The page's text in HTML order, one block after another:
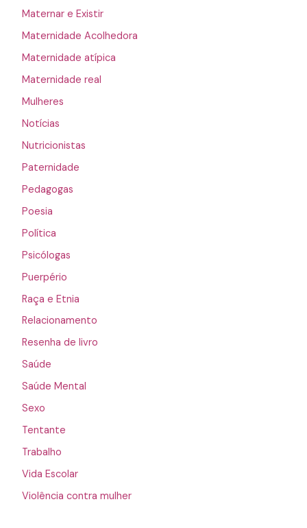
Maternar e Existir
Maternidade Acolhedora
Maternidade atípica
Maternidade real
Mulheres
Notícias
Nutricionistas
Paternidade
Pedagogas
Poesia
Política
Psicólogas
Puerpério
Raça e Etnia
Relacionamento
Resenha de livro
Saúde
Saúde Mental
Sexo
Tentante
Trabalho
Vida Escolar
Violência contra mulher